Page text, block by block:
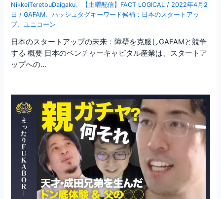
NikkeiTeretouDaigaku 【土曜配信】FACT LOGICAL / 2022年4月2
日 /GAFAM 、ハッシュタグキーワード候補：日本のスタートアッ
プ、 ユニコーン
日本のスタートアップの未来：障壁を克服しGAFAMと競争
する 概要 日本のベンチャーキャピタル産業は、スタートア
ップへの…